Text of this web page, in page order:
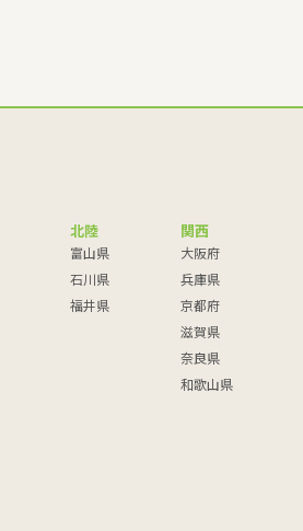
北陸
富山県
石川県
福井県
関西
大阪府
兵庫県
京都府
滋賀県
奈良県
和歌山県